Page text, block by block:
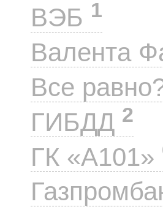
ВЭБ 1
Валента
Все
ГИБДД 2
ГК «А101»